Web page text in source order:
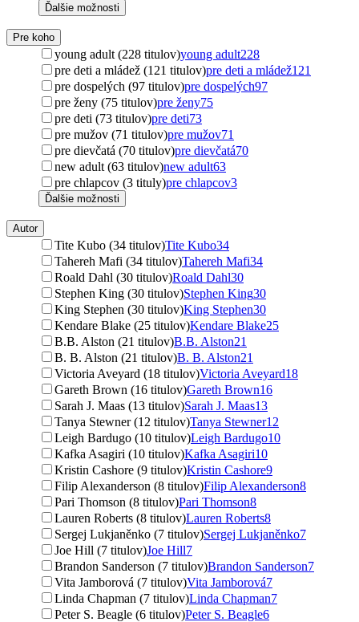
Ďalšie možnosti
Pre koho
young adult (228 titulov)young adult228
pre deti a mládež (121 titulov)pre deti a mládež121
pre dospelých (97 titulov)pre dospelých97
pre ženy (75 titulov)pre ženy75
pre deti (73 titulov)pre deti73
pre mužov (71 titulov)pre mužov71
pre dievčatá (70 titulov)pre dievčatá70
new adult (63 titulov)new adult63
pre chlapcov (3 tituly)pre chlapcov3
Ďalšie možnosti
Autor
Tite Kubo (34 titulov)Tite Kubo34
Tahereh Mafi (34 titulov)Tahereh Mafi34
Roald Dahl (30 titulov)Roald Dahl30
Stephen King (30 titulov)Stephen King30
King Stephen (30 titulov)King Stephen30
Kendare Blake (25 titulov)Kendare Blake25
B.B. Alston (21 titulov)B.B. Alston21
B. B. Alston (21 titulov)B. B. Alston21
Victoria Aveyard (18 titulov)Victoria Aveyard18
Gareth Brown (16 titulov)Gareth Brown16
Sarah J. Maas (13 titulov)Sarah J. Maas13
Tanya Stewner (12 titulov)Tanya Stewner12
Leigh Bardugo (10 titulov)Leigh Bardugo10
Kafka Asagiri (10 titulov)Kafka Asagiri10
Kristin Cashore (9 titulov)Kristin Cashore9
Filip Alexanderson (8 titulov)Filip Alexanderson8
Pari Thomson (8 titulov)Pari Thomson8
Lauren Roberts (8 titulov)Lauren Roberts8
Sergej Lukjaněnko (7 titulov)Sergej Lukjaněnko7
Joe Hill (7 titulov)Joe Hill7
Brandon Sanderson (7 titulov)Brandon Sanderson7
Vita Jamborová (7 titulov)Vita Jamborová7
Linda Chapman (7 titulov)Linda Chapman7
Peter S. Beagle (6 titulov)Peter S. Beagle6